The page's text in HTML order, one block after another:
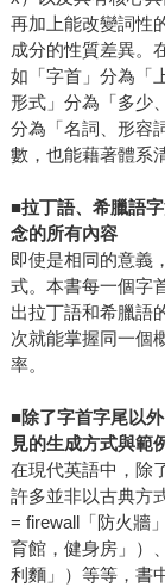
再加上能改變詞性
成分的性質差異。
如「字首」分為「
形式」分為「多少
分為「名詞、形容
數，也能藉著體系
■拉丁語、希臘語
念的所有內容
即使是相同的意義
式。本書每一個字
出拉丁語和希臘語
次就能掌握同一個
率。
■除了字首字尾以
見的生成方式與範
在現代英語中，除
許多並非以古典方
= firewall「防火牆
育館，健身房」）
利麵」）等等，書